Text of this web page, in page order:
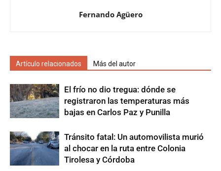
Fernando Agüero
Artículo relacionados Más del autor
El frío no dio tregua: dónde se
registraron las temperaturas más
bajas en Carlos Paz y Punilla
Tránsito fatal: Un automovilista murió
al chocar en la ruta entre Colonia
Tirolesa y Córdoba